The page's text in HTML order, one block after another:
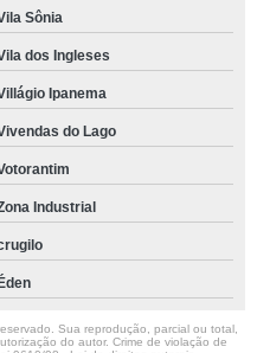
Sônia
dos Ingleses
Ipanema
do Lago
Industrial
Éden
Sua reprodução, parcial ou total,
do autor. Crime de violação de